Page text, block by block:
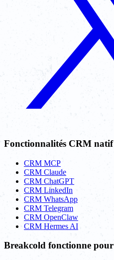
Fonctionnalités CRM
CRM MCP
CRM Claude
CRM ChatGPT
CRM LinkedIn
CRM WhatsApp
CRM Telegram
CRM OpenClaw
CRM Hermes AI
Breakcold fonctionne